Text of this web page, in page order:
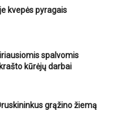
kvepės pyragais
spalvomis
kūrėjų darbai
grąžino žiemą